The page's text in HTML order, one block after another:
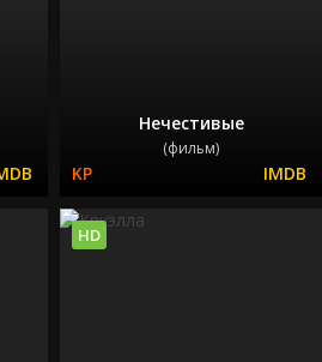
Нечестивые
(фильм)
HD